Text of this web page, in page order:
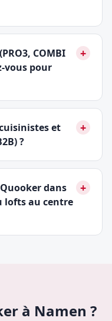
COMBI
vous pour
+
et
?
+
dans
lofts au centre
+
à Namen ?